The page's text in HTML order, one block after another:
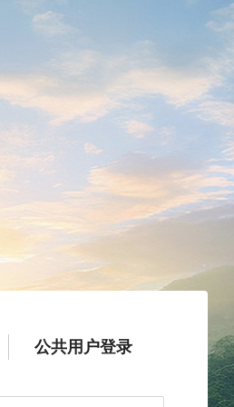
公共用户登录